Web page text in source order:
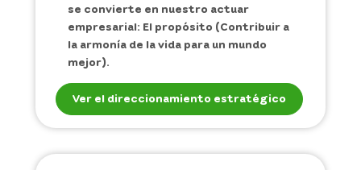
se convierte en nuestro actuar
empresarial: El propósito (Contribuir a
la armonía de la vida para un mundo
mejor).
Ver el direccionamiento estratégico